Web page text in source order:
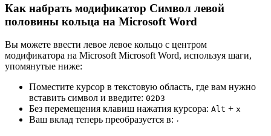
Как набрать модификатор Символ левой
половины кольца на Microsoft Word
Вы можете ввести левое левое кольцо с центром
модификатора на Microsoft Microsoft Word, используя шаги,
упомянутые ниже:
Поместите курсор в текстовую область, где вам нужно
вставить символ и введите: 02D3
Без перемещения клавиш нажатия курсора: Alt + x
Ваш вклад теперь преобразуется в: ˓